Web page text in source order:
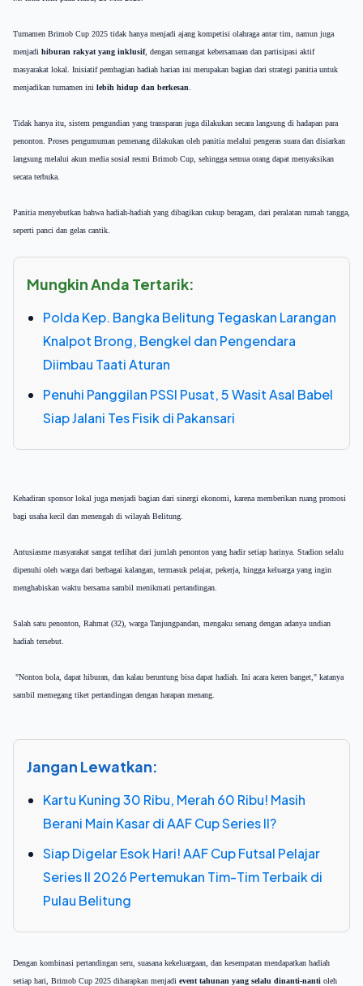
Turnamen Brimob Cup 2025 tidak hanya menjadi ajang kompetisi olahraga antar tim, namun juga
menjadi hiburan rakyat yang inklusif, dengan semangat kebersamaan dan partisipasi aktif
masyarakat lokal. Inisiatif pembagian hadiah harian ini merupakan bagian dari strategi panitia untuk
menjadikan turnamen ini lebih hidup dan berkesan
Tidak hanya itu, sistem pengundian yang transparan juga dilakukan secara langsung di hadapan para
penonton. Proses pengumuman pemenang dilakukan oleh panitia melalui pengeras suara dan disiarkan
langsung melalui akun media sosial resmi Brimob Cup, sehingga semua orang dapat menyaksikan
secara terbuka.
Panitia menyebutkan bahwa hadiah-hadiah yang dibagikan cukup beragam, dari peralatan rumah tangga,
seperti panci dan gelas cantik.
Mungkin Anda Tertarik:
Polda Kep. Bangka Belitung Tegaskan Larangan
Knalpot Brong, Bengkel dan Pengendara
Diimbau Taati Aturan
Penuhi Panggilan PSSI Pusat, 5 Wasit Asal Babel
Siap Jalani Tes Fisik di Pakansari
Kehadiran sponsor lokal juga menjadi bagian dari sinergi ekonomi, karena memberikan ruang promosi
bagi usaha kecil dan menengah di wilayah Belitung.
Antusiasme masyarakat sangat terlihat dari jumlah penonton yang hadir setiap harinya. Stadion selalu
dipenuhi oleh warga dari berbagai kalangan, termasuk pelajar, pekerja, hingga keluarga yang ingin
menghabiskan waktu bersama sambil menikmati pertandingan.
Salah satu penonton, Rahmat (32), warga Tanjungpandan, mengaku senang dengan adanya undian
hadiah tersebut.
"Nonton bola, dapat hiburan, dan kalau beruntung bisa dapat hadiah. Ini acara keren banget," katanya
sambil memegang tiket pertandingan dengan harapan menang.
Jangan Lewatkan:
Kartu Kuning 30 Ribu, Merah 60 Ribu! Masih
Berani Main Kasar di AAF Cup Series II?
Siap Digelar Esok Hari! AAF Cup Futsal Pelajar
Series II 2026 Pertemukan Tim-Tim Terbaik di
Pulau Belitung
Dengan kombinasi pertandingan seru, suasana kekeluargaan, dan kesempatan mendapatkan hadiah
setiap hari, Brimob Cup 2025 diharapkan menjadi event tahunan yang selalu dinanti-nanti oleh